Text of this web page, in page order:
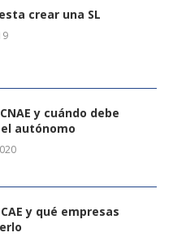
crear una SL
y cuándo debe
autónomo
y qué empresas